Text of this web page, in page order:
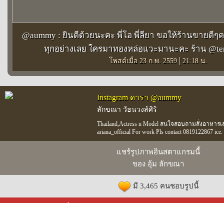
@aummy : ยินดีด้วยนะคะ พี่โอ พี่ลียา ขอให้ร้านขายดีๆ
ทุกอย่างเลย ใครมาทองหล่อแวะมานะคะ ร้าน
โพสต์เมื่อ 23 ก.พ. 2559 | 21:18 น.
Instagram ดารา @aummy
ลักขณา วัธนวงส์ศิริ
Thailand,Actress n Model สนใจสอบถามสั่งอาหาร
ariana_official For work Pls contact 0819122867 ice.
แชร์รูปภาพอินสตาแกรมนี้
ของ อุ้ม ลักขณา
มี 3,465 คนชอบรูปนี้